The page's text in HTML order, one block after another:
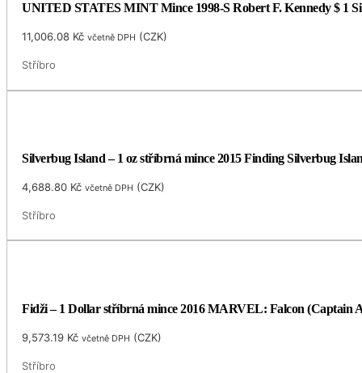
UNITED STATES MINT Mince 1998-S Robert F. Kennedy $ 1
11,006.08 Kč včetně DPH (CZK)
Stříbro
Silverbug Island – 1 oz stříbrná mince 2015 Finding Silverbug
4,688.80 Kč včetně DPH (CZK)
Stříbro
Fidži – 1 Dollar stříbrná mince 2016 MARVEL: Falcon (Captain
9,573.19 Kč včetně DPH (CZK)
Stříbro